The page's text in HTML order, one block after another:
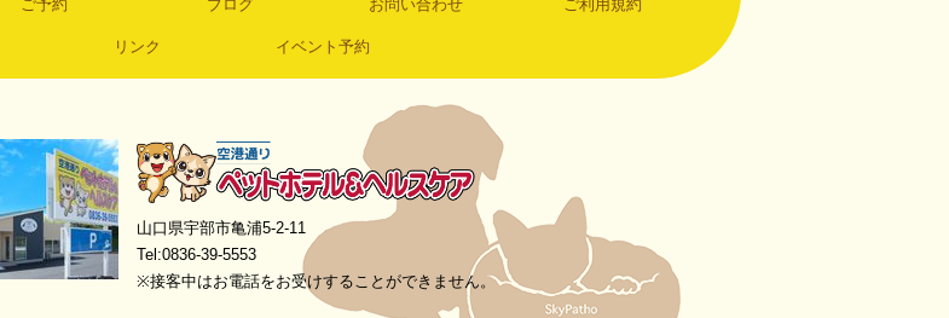
ご予約 ブログ お問い合わせ ご利用規約
リンク イベント予約
空港通りペットホテル＆ヘルスケア
山口県宇部市亀浦5-2-11
Tel:0836-39-5553
※接客中はお電話をお受けすることができません。